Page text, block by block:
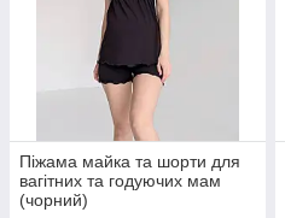
Піжама майка та шорти для
вагітних та годуючих мам
(чорний)